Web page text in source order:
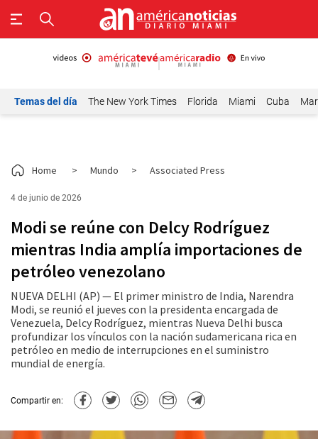
Temas del día The New York Times Florida Miami Cuba
Home > Mundo > Associated Press
4 de junio de 2026
Modi se reúne con Delcy Rodríguez
mientras India amplía importaciones de
petróleo venezolano
NUEVA DELHI (AP) — El primer ministro de India, Narendra
Modi, se reunió el jueves con la presidenta encargada de
Venezuela, Delcy Rodríguez, mientras Nueva Delhi busca
profundizar los vínculos con la nación sudamericana rica en
petróleo en medio de interrupciones en el suministro
mundial de energía.
Compartir en: